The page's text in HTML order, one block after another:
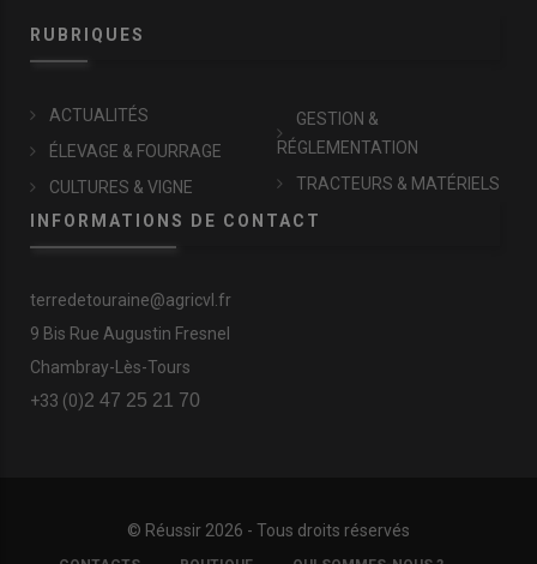
RUBRIQUES
ACTUALITÉS
ÉLEVAGE & FOURRAGE
CULTURES & VIGNE
GESTION &
RÉGLEMENTATION
TRACTEURS & MATÉRIELS
INFORMATIONS DE CONTACT
terredetouraine@agricvl.fr
9 Bis Rue Augustin Fresnel
Chambray-Lès-Tours
+33 (0)2 47 25 21 70
© Réussir 2026 - Tous droits réservés
FOOTER